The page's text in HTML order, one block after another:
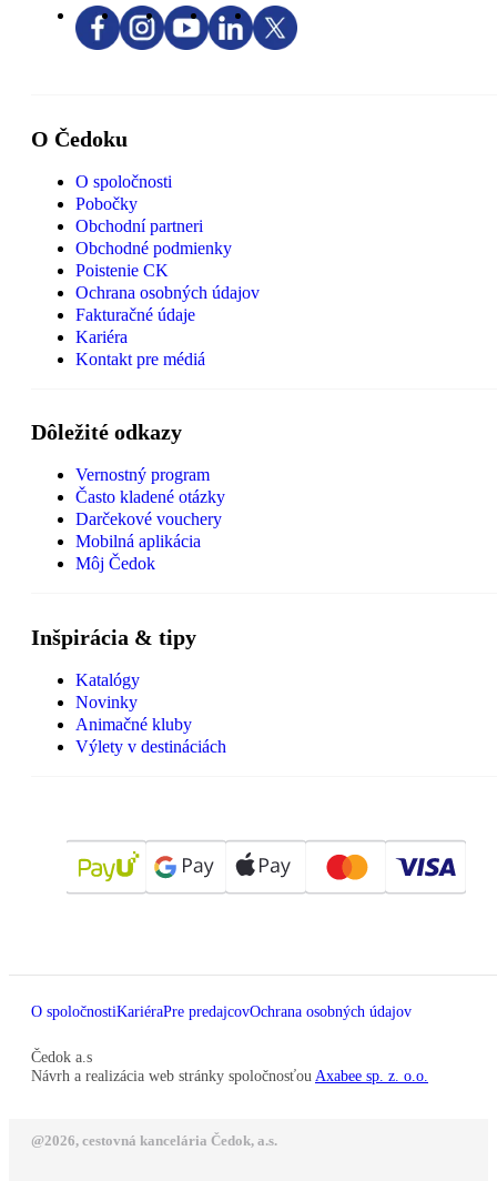
O Čedoku
O spoločnosti
Pobočky
Obchodní partneri
Obchodné podmienky
Poistenie CK
Ochrana osobných údajov
Fakturačné údaje
Kariéra
Kontakt pre médiá
Dôležité odkazy
Vernostný program
Často kladené otázky
Darčekové vouchery
Mobilná aplikácia
Môj Čedok
Inšpirácia & tipy
Katalógy
Novinky
Animačné kluby
Výlety v destináciách
O spoločnostiKariéraPre predajcovOchrana osobných údajov
Čedok a.s
Návrh a realizácia web stránky spoločnosťou Axabee sp. z. o.o.
@2026, cestovná kancelária Čedok, a.s.